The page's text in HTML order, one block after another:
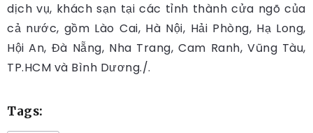
dịch vụ, khách sạn tại các tỉnh thành cửa ngõ của
cả nước, gồm Lào Cai, Hà Nội, Hải Phòng, Hạ Long,
Hội An, Đà Nẵng, Nha Trang, Cam Ranh, Vũng Tàu,
TP.HCM và Bình Dương./.
Tags: